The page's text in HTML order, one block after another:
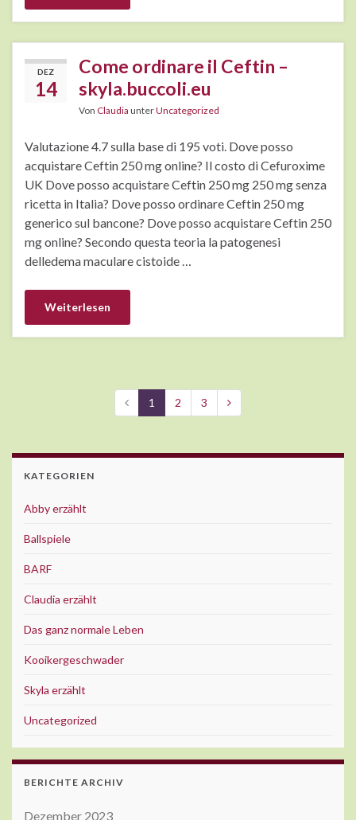
DEZ
14
Come ordinare il Ceftin –
skyla.buccoli.eu
Von Claudia unterUncategorized
Valutazione 4.7 sulla base di 195 voti. Dove posso
acquistare Ceftin 250 mg online? Il costo di Cefuroxime
UK Dove posso acquistare Ceftin 250 mg 250 mg senza
ricetta in Italia? Dove posso ordinare Ceftin 250 mg
generico sul bancone? Dove posso acquistare Ceftin 250
mg online? Secondo questa teoria la patogenesi
delledema maculare cistoide …
Weiterlesen
1 2 3
KATEGORIEN
Abby erzählt
Ballspiele
BARF
Claudia erzählt
Das ganz normale Leben
Kooikergeschwader
Skyla erzählt
Uncategorized
BERICHTE ARCHIV
Dezember 2023